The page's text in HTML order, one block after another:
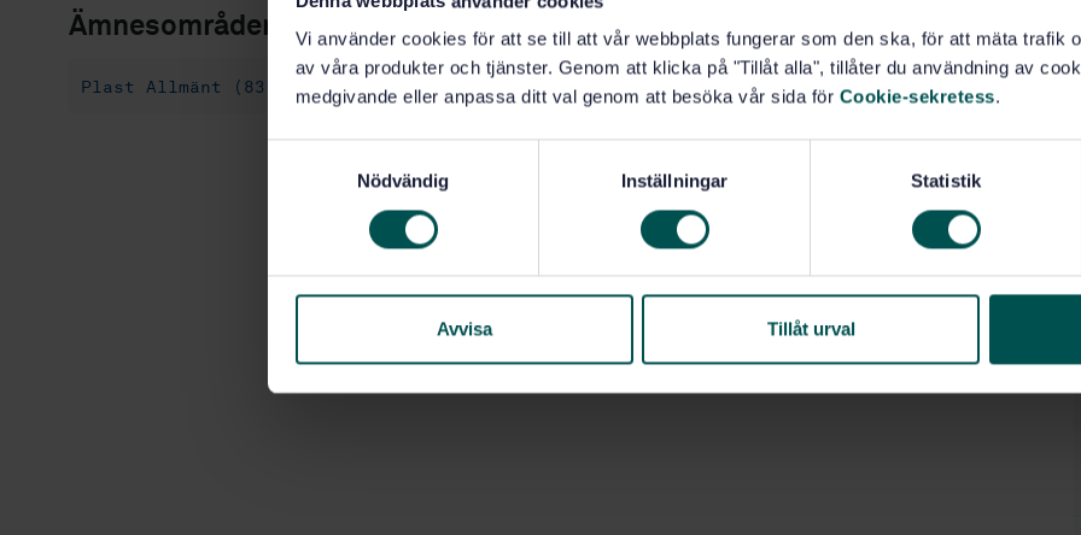
Vi använder cookies för att se till att vår webbplats fungerar som den ska, för att mäta trafik
av våra produkter och tjänster. Genom att klicka på "Tillåt alla", tillåter du användning av
medgivande eller anpassa ditt val genom att besöka vår sida för Cookie-sekretess.
s
Nödvändig Inställningar Statistik
Avvisa Tillåt urval
Ämnesområden
Plast Allmänt (83.080.01) Färg och lack (87.040) Bindemedel (87.060.20)